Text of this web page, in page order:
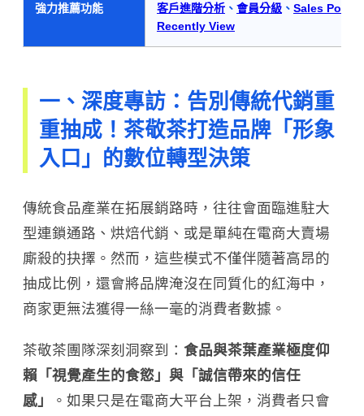
強力推薦功能 客戶進階分析 、 會員分級 、 Sales Pop
Recently View
一、深度專訪：告別傳統代銷重
重抽成！茶敬茶打造品牌「形象
入口」的數位轉型決策
傳統食品產業在拓展銷路時，往往會面臨進駐大
型連鎖通路、烘焙代銷、或是單純在電商大賣場
廝殺的抉擇。然而，這些模式不僅伴隨著高昂的
抽成比例，還會將品牌淹沒在同質化的紅海中，
商家更無法獲得一絲一毫的消費者數據。
茶敬茶團隊深刻洞察到： 食品與茶葉產業極度仰
賴「視覺產生的食慾」與「誠信帶來的信任
感」
。如果只是在電商大平台上架，消費者只會